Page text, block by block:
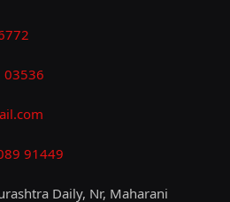
03536
91449
Daily, Nr, Maharani